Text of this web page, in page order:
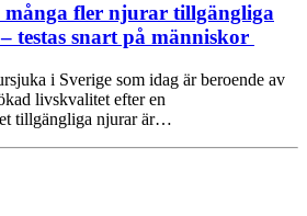
många fler njurar tillgängliga
testas snart på människor
i Sverige som idag är beroende av
livskvalitet efter en
tillgängliga njurar är…